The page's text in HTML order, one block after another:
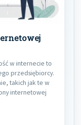
w internecie to
przedsiębiorcy.
takich jak te w
internetowej